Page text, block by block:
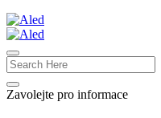
Zavolejte pro informace